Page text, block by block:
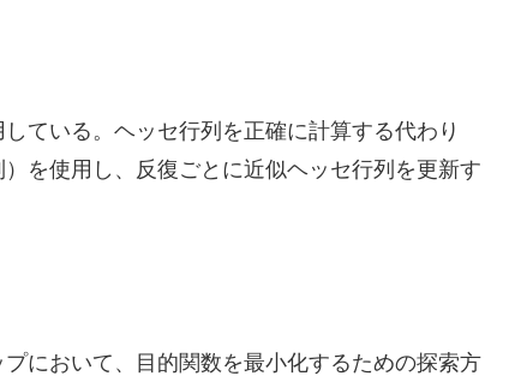
ている。ヘッセ行列を正確に計算する代わり
を使用し、反復ごとに近似ヘッセ行列を更新す
において、目的関数を最小化するための探索方